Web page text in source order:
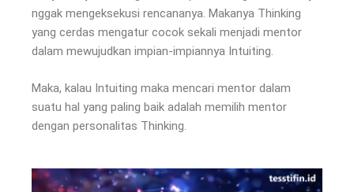
nggak mengeksekusi rencananya. Makanya Thinking
yang cerdas mengatur cocok sekali menjadi mentor
dalam mewujudkan impian-impiannya Intuiting.
Maka, kalau Intuiting maka mencari mentor dalam
suatu hal yang paling baik adalah memilih mentor
dengan personalitas Thinking.